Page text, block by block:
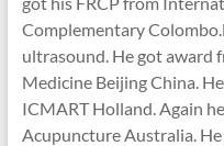
Complementary
ultrasound. He got award
Medicine Beijing China.
ICMART Holland. Again
Acupuncture Australia.